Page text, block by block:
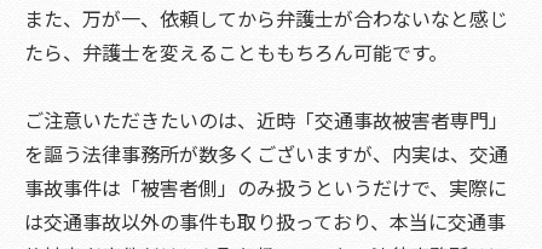
また、万が一、依頼してから弁護士が合わないなと感じ
たら、弁護士を変えることももちろん可能です。
ご注意いただきたいのは、近時「交通事故被害者専門」
を謳う法律事務所が数多くございますが、内実は、交通
事故事件は「被害者側」のみ扱うというだけで、実際に
は交通事故以外の事件も取り扱っており、本当に交通事